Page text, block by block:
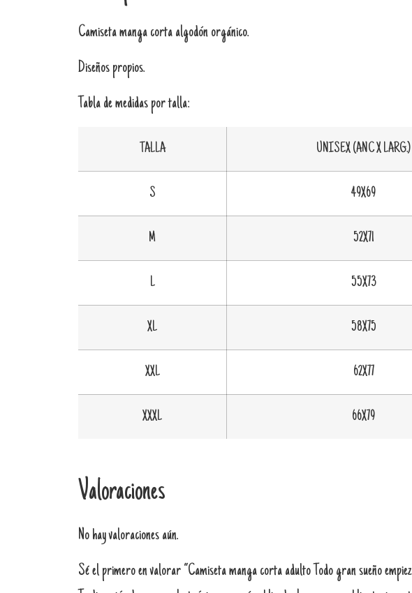
Camiseta manga corta algodón orgánico.
Diseños propios.
Tabla de medidas por talla:
TALLA UNISEX (ANC X LARG.)
S 49X69
M 52X71
L 55X73
XL 58X75
XXL 62X77
XXXL 66X79
Valoraciones
No hay valoraciones aún.
Sé el primero en valorar “Camiseta manga corta adulto Todo gran sueño